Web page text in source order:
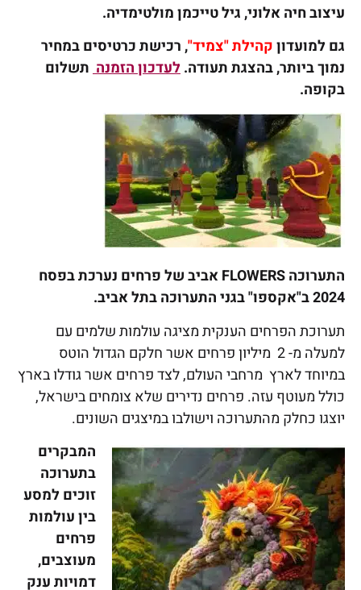
עיצוב חיה אלוני, גיל טייכמן מולטימדיה.
גם למועדוןקהילת "צמיד", רכישת כרטיסים במחיר
נמוך ביותר, בהצגת תעודה.לעדכון הזמנהתשלום
בקופה.
התערוכה FLOWERS אביב של פרחים נערכת בפסח
2024 ב"אקספו" בגני התערוכה בתל אביב.
תערוכת הפרחים הענקית מציגה עולמות שלמים עם
למעלה מ- 2 מיליון פרחים אשר חלקם הגדול הוטס
במיוחד לארץ מרחבי העולם, לצד פרחים אשר גודלו בארץ
כולל מעוטף עזה. פרחים נדירים שלא צומחים בישראל,
יוצגו כחלק מהתערוכה וישולבו במיצגים השונים.
המבקרים
בתערוכה
זוכים למסע
בין עולמות
פרחים
מעוצבים,
דמויות ענק